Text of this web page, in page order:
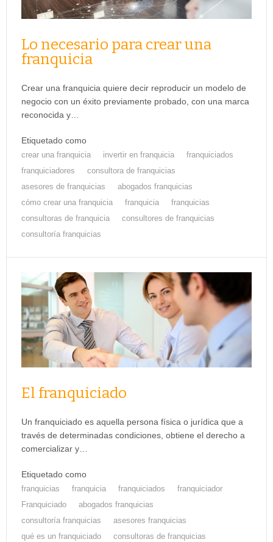
Lo necesario para crear una
franquicia
Crear una franquicia quiere decir reproducir un modelo de
negocio con un éxito previamente probado, con una marca
reconocida y…
Etiquetado como
crear una franquicia invertir en franquicia
franquiciados
franquiciadores
consultora de franquicias
asesores de franquicias
abogados franquicias
cómo crear una franquicia
franquicia
franquicias
consultoras de franquicia
consultores de franquicias
consultoría franquicias
El franquiciado
Un franquiciado es aquella persona física o jurídica que a
través de determinadas condiciones, obtiene el derecho a
comercializar y…
Etiquetado como
franquicias franquicia franquiciados
franquiciador
Franquiciado
abogados franquicias
consultoría franquicias
asesores franquicias
qué es un franquiciado
consultoras de franquicias